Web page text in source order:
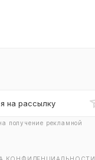
на рассылку
получение рекламной